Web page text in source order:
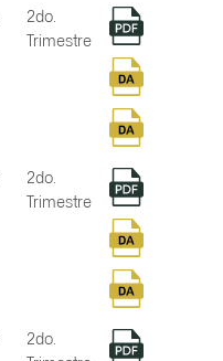
2do.
Trimestre
2do.
Trimestre
2do.